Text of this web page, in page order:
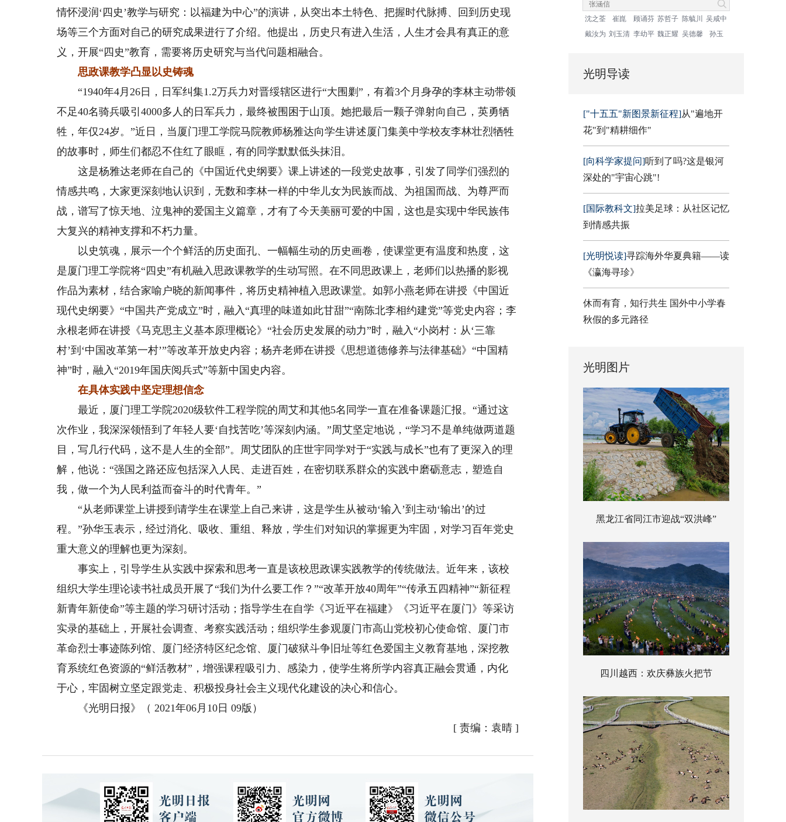
情怀浸润‘四史’教学与研究：以福建为中心”的演讲，从突出本土特色、把握时代脉搏、回到历史现
场等三个方面对自己的研究成果进行了介绍。他提出，历史只有进入生活，人生才会具有真正的意
义，开展“四史”教育，需要将历史研究与当代问题相融合。
思政课教学凸显以史铸魂
“1940年4月26日，日军纠集1.2万兵力对晋绥辖区进行“大围剿”，有着3个月身孕的李林主动带领
不足40名骑兵吸引4000多人的日军兵力，最终被围困于山顶。她把最后一颗子弹射向自己，英勇牺
牲，年仅24岁。”近日，当厦门理工学院马院教师杨雅达向学生讲述厦门集美中学校友李林壮烈牺牲
的故事时，师生们都忍不住红了眼眶，有的同学默默低头抹泪。
这是杨雅达老师在自己的《中国近代史纲要》课上讲述的一段党史故事，引发了同学们强烈的
情感共鸣，大家更深刻地认识到，无数和李林一样的中华儿女为民族而战、为祖国而战、为尊严而
战，谱写了惊天地、泣鬼神的爱国主义篇章，才有了今天美丽可爱的中国，这也是实现中华民族伟
大复兴的精神支撑和不朽力量。
以史筑魂，展示一个个鲜活的历史面孔、一幅幅生动的历史画卷，使课堂更有温度和热度，这
是厦门理工学院将“四史”有机融入思政课教学的生动写照。在不同思政课上，老师们以热播的影视
作品为素材，结合家喻户晓的新闻事件，将历史精神植入思政课堂。如郭小燕老师在讲授《中国近
现代史纲要》“中国共产党成立”时，融入“真理的味道如此甘甜”“南陈北李相约建党”等党史内容；李
永根老师在讲授《马克思主义基本原理概论》“社会历史发展的动力”时，融入“小岗村：从‘三靠
村’到‘中国改革第一村’”等改革开放史内容；杨卉老师在讲授《思想道德修养与法律基础》“中国精
神”时，融入“2019年国庆阅兵式”等新中国史内容。
在具体实践中坚定理想信念
最近，厦门理工学院2020级软件工程学院的周艾和其他5名同学一直在准备课题汇报。“通过这
次作业，我深深领悟到了年轻人要‘自找苦吃’等深刻内涵。”周艾坚定地说，“学习不是单纯做两道题
目，写几行代码，这不是人生的全部”。周艾团队的庄世宇同学对于“实践与成长”也有了更深入的理
解，他说：“强国之路还应包括深入人民、走进百姓，在密切联系群众的实践中磨砺意志，塑造自
我，做一个为人民利益而奋斗的时代青年。”
“从老师课堂上讲授到请学生在课堂上自己来讲，这是学生从被动‘输入’到主动‘输出’的过
程。”孙华玉表示，经过消化、吸收、重组、释放，学生们对知识的掌握更为牢固，对学习百年党史
重大意义的理解也更为深刻。
事实上，引导学生从实践中探索和思考一直是该校思政课实践教学的传统做法。近年来，该校
组织大学生理论读书社成员开展了“我们为什么要工作？”“改革开放40周年”“传承五四精神”“新征程
新青年新使命”等主题的学习研讨活动；指导学生在自学《习近平在福建》《习近平在厦门》等采访
实录的基础上，开展社会调查、考察实践活动；组织学生参观厦门市高山党校初心使命馆、厦门市
革命烈士事迹陈列馆、厦门经济特区纪念馆、厦门破狱斗争旧址等红色爱国主义教育基地，深挖教
育系统红色资源的“鲜活教材”，增强课程吸引力、感染力，使学生将所学内容真正融会贯通，内化
于心，牢固树立坚定跟党走、积极投身社会主义现代化建设的决心和信心。
《光明日报》（ 2021年06月10日 09版）
[ 责编：袁晴]
沈之荃 崔崑 顾诵芬 苏哲子 陈毓川
吴咸中
戴汝为 刘玉清 李幼平 魏正耀 吴德馨 孙玉
光明导读
["十五五"新图景新征程]从"遍地开
花"到"精耕细作"
[向科学家提问]听到了吗?这是银河
深处的"宇宙心跳"!
[国际教科文]拉美足球：从社区记忆
到情感共振
[光明悦读]寻踪海外华夏典籍——读
《瀛海寻珍》
休而有育，知行共生 国外中小学春
秋假的多元路径
光明图片
黑龙江省同江市迎战“双洪峰”
四川越西：欢庆彝族火把节